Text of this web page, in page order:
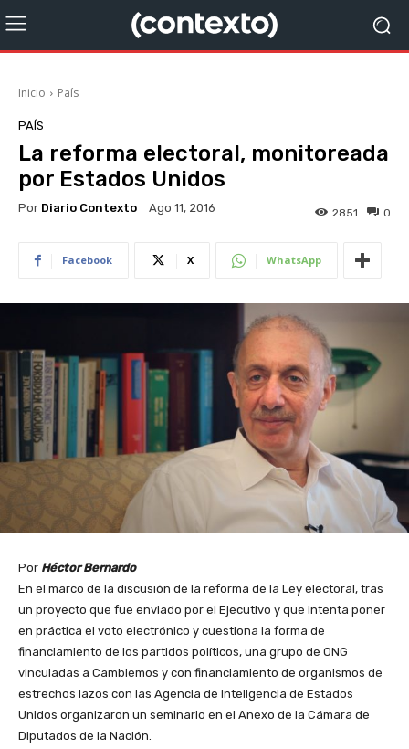
Inicio País
PAÍS
La reforma electoral, monitoreada
por Estados Unidos
Por Diario Contexto Ago 11, 2016 0
2851
Facebook X WhatsApp
Por Héctor Bernardo
En el marco de la discusión de la reforma de la Ley electoral, tras
un proyecto que fue enviado por el Ejecutivo y que intenta poner
en práctica el voto electrónico y cuestiona la forma de
financiamiento de los partidos políticos, una grupo de ONG
vinculadas a Cambiemos y con financiamiento de organismos de
estrechos lazos con las Agencia de Inteligencia de Estados
Unidos organizaron un seminario en el Anexo de la Cámara de
Diputados de la Nación.